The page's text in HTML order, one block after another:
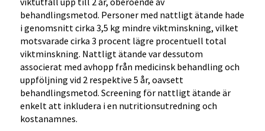
behandlingsmetod. Personer med nattligt ätande hade
i genomsnitt cirka 3,5 kg mindre viktminskning, vilket
motsvarade cirka 3 procent lägre procentuell total
viktminskning. Nattligt ätande var dessutom
associerat med avhopp från medicinsk behandling och
uppföljning vid 2 respektive 5 år, oavsett
behandlingsmetod. Screening för nattligt ätande är
enkelt att inkludera i en nutritionsutredning och
kostanamnes.